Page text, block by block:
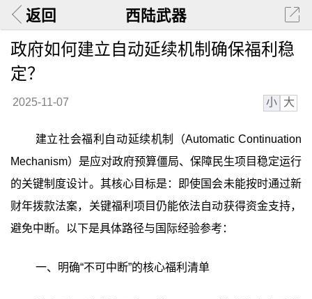
返回 西陆武器
政府如何建立自动延续机制确保福利稳
定？
2025-11-07 小 大
建立社会福利自动延续机制（Automatic Continuation
Mechanism）是应对政府预算僵局、保障民生项目稳定运行
的关键制度设计。其核心目标是：即使国会未能按时通过新
财年拨款法案，关键福利项目仍能依法自动获得资金支持，
避免中断。以下是具体路径与国际经验参考：
一、明确“不可中断”的核心福利清单